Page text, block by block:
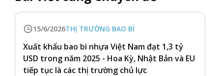
15/6/2026THỊ TRƯỜNG BAO BÌ
Xuất khẩu bao bì nhựa Việt Nam đạt 1,3 tỷ
USD trong năm 2025 - Hoa Kỳ, Nhật Bản và EU
tiếp tục là các thị trường chủ lực